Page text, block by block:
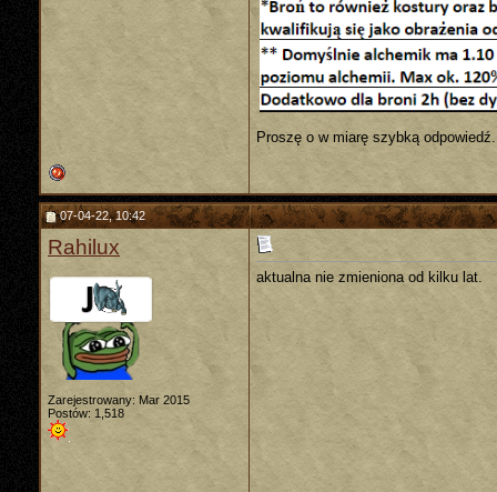
Proszę o w miarę szybką odpowiedź.
07-04-22, 10:42
Rahilux
Zarejestrowany: Mar 2015
Postów: 1,518
aktualna nie zmieniona od kilku lat.